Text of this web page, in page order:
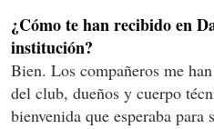
¿Cómo te han recibido en
institución?
Bien. Los compañeros me
del club, dueños y cuerpo
bienvenida que esperaba